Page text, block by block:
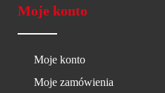
Moje konto
Moje konto
Moje zamówienia